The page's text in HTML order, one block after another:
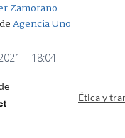
Zamorano
Agencia Uno
| 18:04
Ética y